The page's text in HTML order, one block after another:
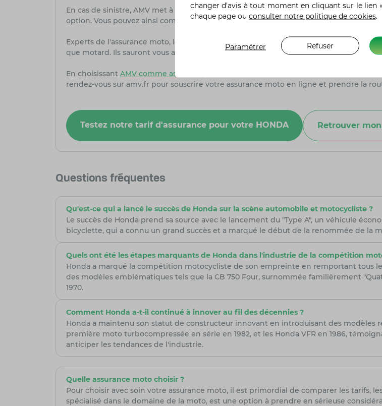
En cas de sinistre, AMV met à votre disposition un service d'assistance réactif,
option. Vous pouvez ainsi compter sur une assistance en toutes circonstances, qu'il
Experts de l'assurance moto, les conseillers AMV sont des passionnés de deux-
que motard. Ils sauront vous accompagner et vous conseiller au mieux tout au long
En choisissant AMV comme assureur pour votre moto
, vous bénéficiez d'une
rendez-vous sur amv.fr pour souscrire votre assurance moto en ligne et prendre la
Testez notre tarif d'assurance pour votre HONDA Retrouver
Questions fréquentes
Qu'est-ce qui a lancé le succès de Honda sur la scène automobile et motocycliste ?
Le succès de Honda prend sa source avec le lancement du "Type A", un véhicule
bicyclette, qui a connu un grand succès et a marqué le début de la renommée de la
Quels ont été les étapes marquants de Honda dans l'industrie de la compétition
Honda a marqué la compétition motocycliste de son empreinte en remportant tous
des modèles emblématiques tels que la CB 750 Four, surnommée familièrement
1970.
Comment Honda a-t-il continué à innover au fil des décennies ?
Honda a maintenu son statut de constructeur innovant en introduisant des modèles
première moto turbocompressée en série en 1982, et les Honda VFR en 1986,
anticiper les tendances de l'industrie.
Quelle assurance moto choisir ?
Pour choisir avec soin votre assurance moto, il est primordial de comparer les tarifs,
spécialisé dans le domaine de la moto, est une option à prendre en sérieuse
changer d’avis à tout moment en cliquant sur le lien
chaque page ou consulter notre politique de cookies.
Refuser
Paramétrer